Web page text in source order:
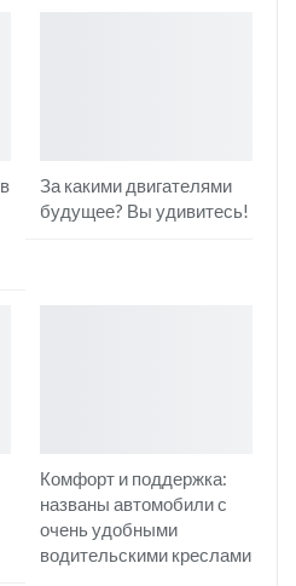
За какими двигателями
будущее? Вы удивитесь!
Комфорт и поддержка:
названы автомобили с
очень удобными
водительскими креслами